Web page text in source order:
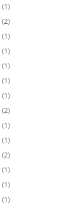
(1)
(2)
(1)
(1)
(1)
(1)
(1)
(2)
(1)
(1)
(2)
(1)
(1)
(1)